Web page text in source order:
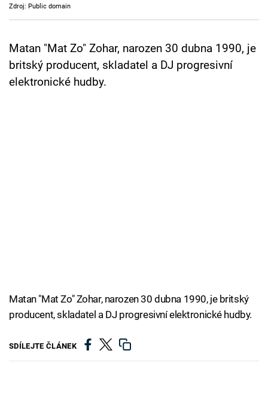
Cool Esport
Pořady
TV Program
Zdroj: Public domain
Matan "Mat Zo" Zohar, narozen 30 dubna 1990, je
britský producent, skladatel a DJ progresivní
elektronické hudby.
Matan "Mat Zo" Zohar, narozen 30 dubna 1990, je britský
producent, skladatel a DJ progresivní elektronické hudby.
SDÍLEJTE ČLÁNEK